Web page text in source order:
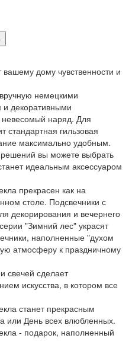
дому чувственности и
немецкими
декоративными
невесомый наряд. Для
стандартная гильзовая
максимально удобным.
вы можете выбрать
идеальным аксессуаром
прекрасен как на
столе. Подсвечники с
декорирования и вечернего
"Зимний лес" украсят
наполненные "духом
атмосферу к праздничному
свечей сделает
искусства, в котором все
станет прекрасным
или День всех влюбленных.
- подарок, наполненный